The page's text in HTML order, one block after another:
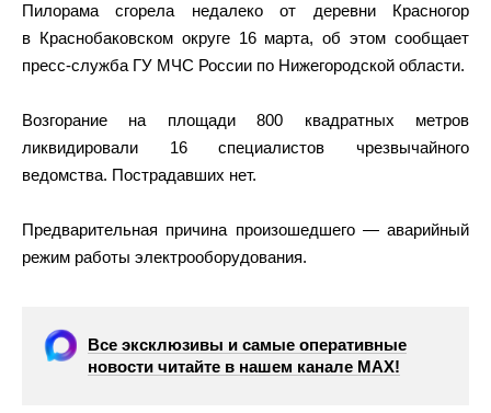
Пилорама сгорела недалеко от деревни Красногор
в Краснобаковском округе 16 марта, об этом сообщает
пресс-служба ГУ МЧС России по Нижегородской области.
Возгорание на площади 800 квадратных метров
ликвидировали 16 специалистов чрезвычайного
ведомства. Пострадавших нет.
Предварительная причина произошедшего — аварийный
режим работы электрооборудования.
Все эксклюзивы и самые оперативные
новости читайте в нашем канале МАХ!